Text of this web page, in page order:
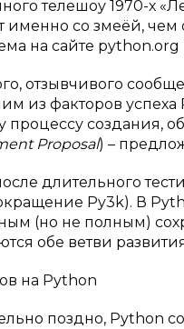
телешоу 1970-х
именно со змеёй,
на сайте
отзывчивого
из факторов успеха
процессу создания,
Proposal) –
длительного
Py3k). В
(но не полным)
обе ветви
на Python
поздно, Python